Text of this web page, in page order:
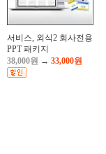
서비스, 외식2 회사전용
PPT 패키지
38,000원 → 33,000원